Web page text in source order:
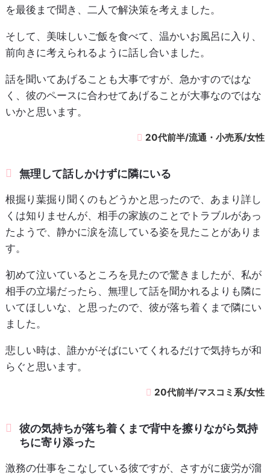
を最後まで聞き、二人で解決策を考えました。
そして、美味しいご飯を食べて、温かいお風呂に入り、
前向きに考えられるように話し合いました。
話を聞いてあげることも大事ですが、急かすのではな
く、彼のペースに合わせてあげることが大事なのではな
いかと思います。
20代前半/流通・小売系/女性
無理して話しかけずに隣にいる
根掘り葉掘り聞くのもどうかと思ったので、あまり詳し
くは知りませんが、相手の家族のことでトラブルがあっ
たようで、静かに涙を流している姿を見たことがありま
す。
初めて泣いているところを見たので驚きましたが、私が
相手の立場だったら、無理して話を聞かれるよりも隣に
いてほしいな、と思ったので、彼が落ち着くまで隣にい
ました。
悲しい時は、誰かがそばにいてくれるだけで気持ちが和
らぐと思います。
20代前半/マスコミ系/女性
彼の気持ちが落ち着くまで背中を擦りながら気持
ちに寄り添った
激務の仕事をこなしている彼ですが、さすがに疲労が溜